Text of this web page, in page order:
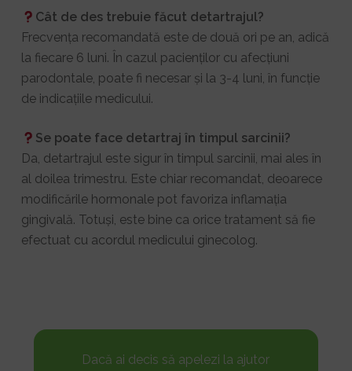
Cât de des trebuie făcut detartrajul?
Frecvența recomandată este de două ori pe an, adică
la fiecare 6 luni. În cazul pacienților cu afecțiuni
parodontale, poate fi necesar și la 3-4 luni, în funcție
de indicațiile medicului.
Se poate face detartraj în timpul sarcinii?
Da, detartrajul este sigur în timpul sarcinii, mai ales în
al doilea trimestru. Este chiar recomandat, deoarece
modificările hormonale pot favoriza inflamația
gingivală. Totuși, este bine ca orice tratament să fie
efectuat cu acordul medicului ginecolog.
Dacă ai decis să apelezi la ajutor